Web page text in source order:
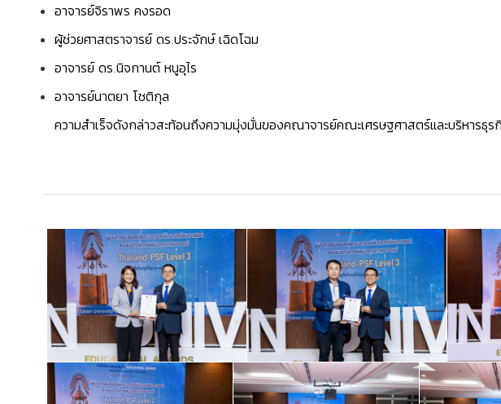
อาจารย์จิราพร คงรอด
ผู้ช่วยศาสตราจารย์ ดร.ประจักษ์ เฉิดโฉม
อาจารย์ ดร.นิจกานต์ หนูอุไร
อาจารย์นาตยา โชติกุล
ความสำเร็จดังกล่าวสะท้อนถึงความมุ่งมั่นของคณาจารย์คณะเศรษฐศาสตร์และบริหาร